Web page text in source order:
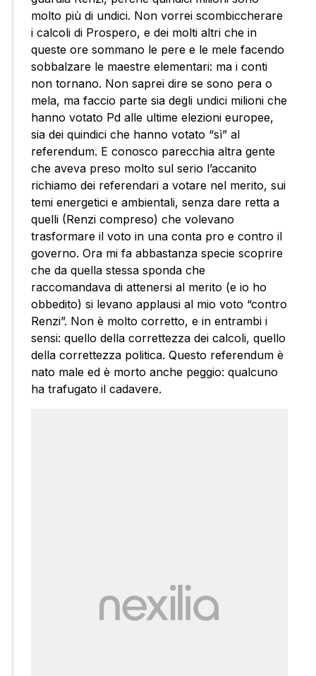
molto più di undici. Non vorrei scombiccherare
i calcoli di Prospero, e dei molti altri che in
queste ore sommano le pere e le mele facendo
sobbalzare le maestre elementari: ma i conti
non tornano. Non saprei dire se sono pera o
mela, ma faccio parte sia degli undici milioni che
hanno votato Pd alle ultime elezioni europee,
sia dei quindici che hanno votato “sì” al
referendum. E conosco parecchia altra gente
che aveva preso molto sul serio l’accanito
richiamo dei referendari a votare nel merito, sui
temi energetici e ambientali, senza dare retta a
quelli (Renzi compreso) che volevano
trasformare il voto in una conta pro e contro il
governo. Ora mi fa abbastanza specie scoprire
che da quella stessa sponda che
raccomandava di attenersi al merito (e io ho
obbedito) si levano applausi al mio voto “contro
Renzi”. Non è molto corretto, e in entrambi i
sensi: quello della correttezza dei calcoli, quello
della correttezza politica. Questo referendum è
nato male ed è morto anche peggio: qualcuno
ha trafugato il cadavere.